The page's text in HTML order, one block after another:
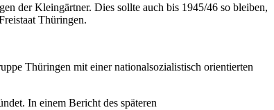
der Kleingärtner. Dies sollte auch bis 1945/46 so bleiben,
Thüringen.
Thüringen mit einer nationalsozialistisch orientierten
In einem Bericht des späteren